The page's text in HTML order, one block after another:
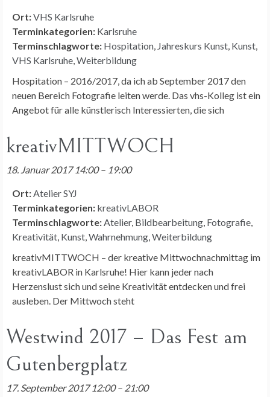
Ort:VHS Karlsruhe
Terminkategorien: Karlsruhe
Terminschlagworte: Hospitation Jahreskurs Kunst Kunst
VHS Karlsruhe Weiterbildung
Hospitation – 2016/2017, da ich ab September 2017 den
neuen Bereich Fotografie leiten werde. Das vhs-Kolleg ist ein
Angebot für alle künstlerisch Interessierten, die sich
kreativMITTWOCH
18. Januar 2017 14:00– 19:00
Ort: Atelier SYJ
Terminkategorien: kreativLABOR
Terminschlagworte: Atelier, Bildbearbeitung Fotografie
Kreativität Kunst Wahrnehmung Weiterbildung
kreativMITTWOCH – der kreative Mittwochnachmittag im
kreativLABOR in Karlsruhe! Hier kann jeder nach
Herzenslust sich und seine Kreativität entdecken und frei
ausleben. Der Mittwoch steht
Westwind 2017 – Das Fest am
Gutenbergplatz
17. September 2017 12:00– 21:00